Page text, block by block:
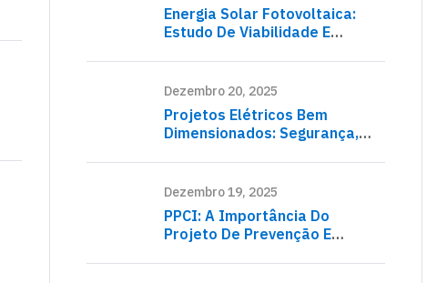
Energia Solar Fotovoltaica:
Estudo De Viabilidade E
Dezembro 20, 2025
Projetos Elétricos Bem
Dimensionados: Segurança,
Normativa
Dezembro 19, 2025
PPCI: A Importância Do
Projeto De Prevenção E